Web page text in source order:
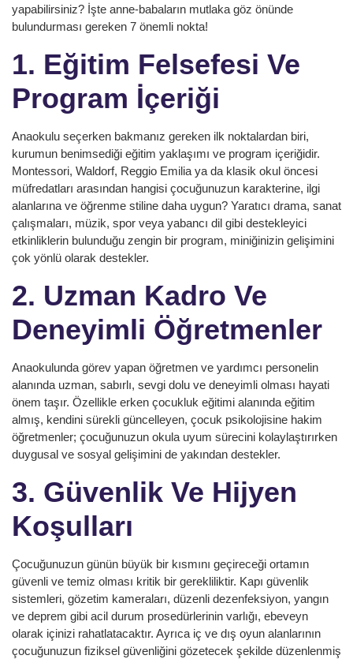
yapabilirsiniz? İşte anne-babaların mutlaka göz önünde
bulundurması gereken 7 önemli nokta!
1. Eğitim Felsefesi Ve
Program İçeriği
Anaokulu seçerken bakmanız gereken ilk noktalardan biri,
kurumun benimsediği eğitim yaklaşımı ve program içeriğidir.
Montessori, Waldorf, Reggio Emilia ya da klasik okul öncesi
müfredatları arasından hangisi çocuğunuzun karakterine, ilgi
alanlarına ve öğrenme stiline daha uygun? Yaratıcı drama, sanat
çalışmaları, müzik, spor veya yabancı dil gibi destekleyici
etkinliklerin bulunduğu zengin bir program, miniğinizin gelişimini
çok yönlü olarak destekler.
2. Uzman Kadro Ve
Deneyimli Öğretmenler
Anaokulunda görev yapan öğretmen ve yardımcı personelin
alanında uzman, sabırlı, sevgi dolu ve deneyimli olması hayati
önem taşır. Özellikle erken çocukluk eğitimi alanında eğitim
almış, kendini sürekli güncelleyen, çocuk psikolojisine hakim
öğretmenler; çocuğunuzun okula uyum sürecini kolaylaştırırken
duygusal ve sosyal gelişimini de yakından destekler.
3. Güvenlik Ve Hijyen
Koşulları
Çocuğunuzun günün büyük bir kısmını geçireceği ortamın
güvenli ve temiz olması kritik bir gerekliliktir. Kapı güvenlik
sistemleri, gözetim kameraları, düzenli dezenfeksiyon, yangın
ve deprem gibi acil durum prosedürlerinin varlığı, ebeveyn
olarak içinizi rahatlatacaktır. Ayrıca iç ve dış oyun alanlarının
çocuğunuzun fiziksel güvenliğini gözetecek şekilde düzenlenmiş